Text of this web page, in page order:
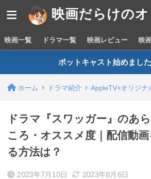
映画だらけのオ
映画一覧 ドラマ一覧 映画レビュー 映
ポットキャスト始めました
ホーム ドラマ紹介 AppleTV+オリジナ
ドラマ『スワッガー』のあ
ころ・オススメ度｜配信動
る方法は？
2023年7月10日 2023年8月6日